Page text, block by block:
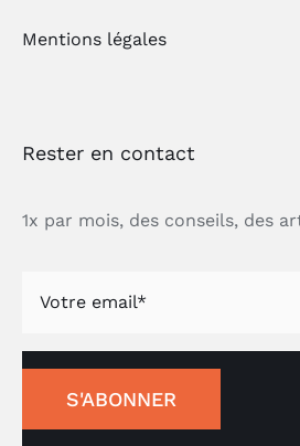
Mentions légales
Rester en contact
1x par mois, des conseils, des
S'ABONNER